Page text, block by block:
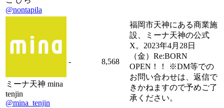
@nontapila
ミーナ天神 mina
tenjin
@mina_tenjin
- 8,568
福岡市天神にある商業施
設、ミーナ天神の公式
X。2023年4月28日
（金）Re:BORN
OPEN！！ ※DM等での
お問い合わせは、返信で
きかねますので予めご了
承ください。